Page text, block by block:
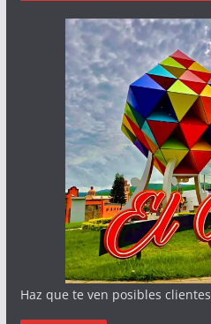
Haz que te ven posibles clientes